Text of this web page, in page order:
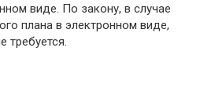
виде. По закону, в случае
плана в электронном виде,
требуется.